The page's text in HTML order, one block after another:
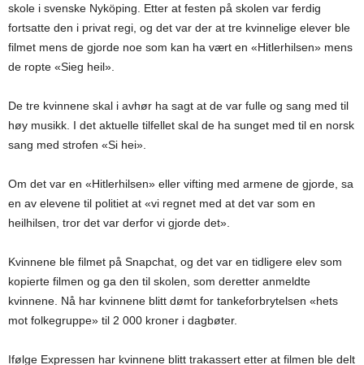
skole i svenske Nyköping. Etter at festen på skolen var ferdig
fortsatte den i privat regi, og det var der at tre kvinnelige elever ble
filmet mens de gjorde noe som kan ha vært en «Hitlerhilsen» mens
de ropte «Sieg heil».
De tre kvinnene skal i avhør ha sagt at de var fulle og sang med til
høy musikk. I det aktuelle tilfellet skal de ha sunget med til en norsk
sang med strofen «Si hei».
Om det var en «Hitlerhilsen» eller vifting med armene de gjorde, sa
en av elevene til politiet at «vi regnet med at det var som en
heilhilsen, tror det var derfor vi gjorde det».
Kvinnene ble filmet på Snapchat, og det var en tidligere elev som
kopierte filmen og ga den til skolen, som deretter anmeldte
kvinnene. Nå har kvinnene blitt dømt for tankeforbrytelsen «hets
mot folkegruppe» til 2 000 kroner i dagbøter.
Ifølge Expressen har kvinnene blitt trakassert etter at filmen ble delt